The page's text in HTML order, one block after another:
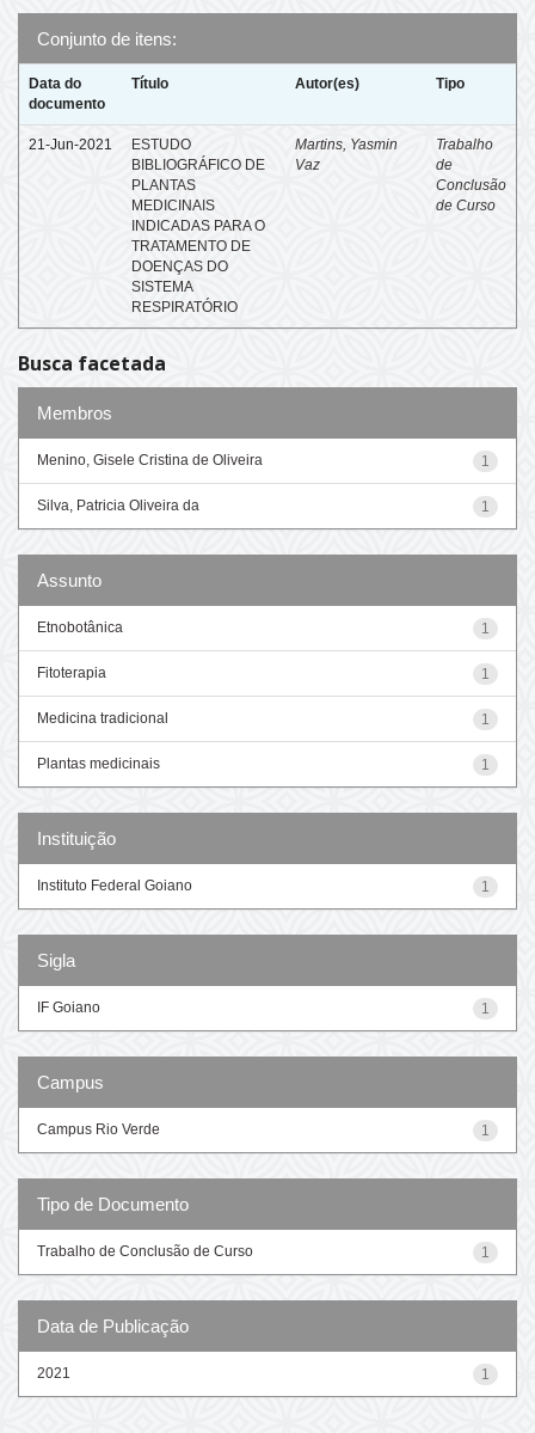
Conjunto de itens:
Data do
documento
Título Autor(es) Tipo
21-Jun-2021
ESTUDO
BIBLIOGRÁFICO DE
PLANTAS
MEDICINAIS
INDICADAS PARA O
TRATAMENTO DE
DOENÇAS DO
SISTEMA
RESPIRATÓRIO
Martins, Yasmin
Vaz
Trabalho
de
Conclusão
de Curso
Busca facetada
Membros
1
Menino, Gisele Cristina de Oliveira
1
Silva, Patricia Oliveira da
Assunto
1
Etnobotânica
1
Fitoterapia
1
Medicina tradicional
1
Plantas medicinais
Instituição
1
Instituto Federal Goiano
Sigla
1
IF Goiano
Campus
1
Campus Rio Verde
Tipo de Documento
1
Trabalho de Conclusão de Curso
Data de Publicação
1
2021